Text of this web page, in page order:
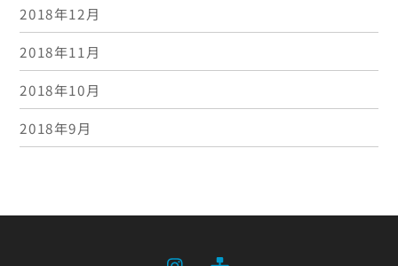
2018年12月
2018年11月
2018年10月
2018年9月